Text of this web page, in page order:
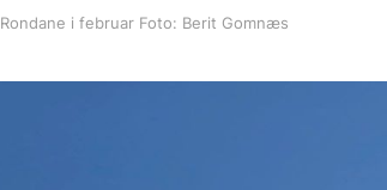
Rondane i februar Foto: Berit Gomnæs